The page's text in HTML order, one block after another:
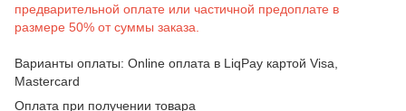
предварительной оплате или частичной предоплате в
размере 50% от суммы заказа.
Варианты оплаты: Online оплата в LiqPay картой Visa,
Mastercard
Оплата при получении товара